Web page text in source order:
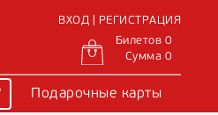
ВХОД | РЕГИСТРАЦИЯ
Билетов 0
Сумма 0
Подарочные карты